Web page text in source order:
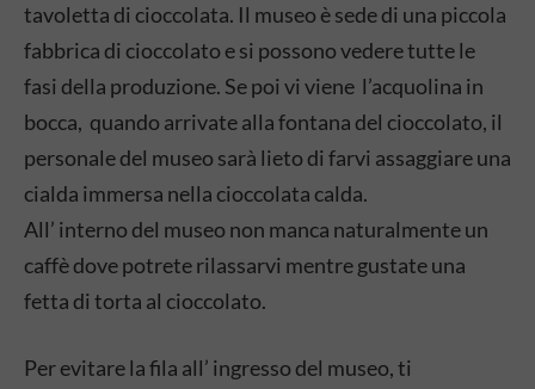
tavoletta di cioccolata. Il museo è sede di una piccola
fabbrica di cioccolato e si possono vedere tutte le
fasi della produzione. Se poi vi viene l’acquolina in
bocca, quando arrivate alla fontana del cioccolato, il
personale del museo sarà lieto di farvi assaggiare una
cialda immersa nella cioccolata calda.
All’ interno del museo non manca naturalmente un
caffè dove potrete rilassarvi mentre gustate una
fetta di torta al cioccolato.
Per evitare la fila all’ ingresso del museo, ti